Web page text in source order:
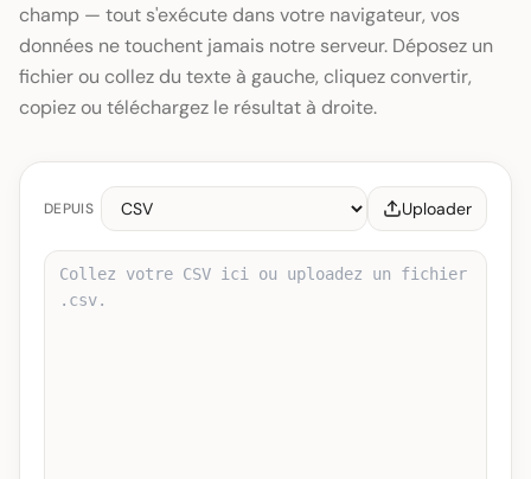
champ — tout s'exécute dans votre navigateur, vos
données ne touchent jamais notre serveur. Déposez un
fichier ou collez du texte à gauche, cliquez convertir,
copiez ou téléchargez le résultat à droite.
DEPUIS Uploader